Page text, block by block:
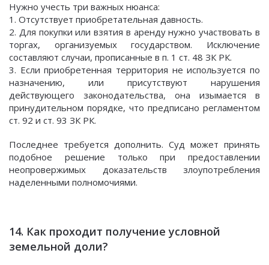
Нужно учесть три важных нюанса:
1. Отсутствует приобретательная давность.
2. Для покупки или взятия в аренду нужно участвовать в
торгах, организуемых государством. Исключение
составляют случаи, прописанные в п. 1 ст. 48 ЗК РК.
3. Если приобретенная территория не используется по
назначению, или присутствуют нарушения
действующего законодательства, она изымается в
принудительном порядке, что предписано регламентом
ст. 92 и ст. 93 ЗК РК.
Последнее требуется дополнить. Суд может принять
подобное решение только при предоставлении
неопровержимых доказательств злоупотребления
наделенными полномочиями.
14. Как проходит получение условной
земельной доли?